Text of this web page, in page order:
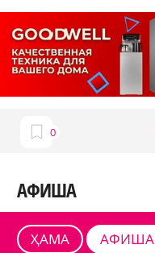
АФИША
ҲАМА АФИША